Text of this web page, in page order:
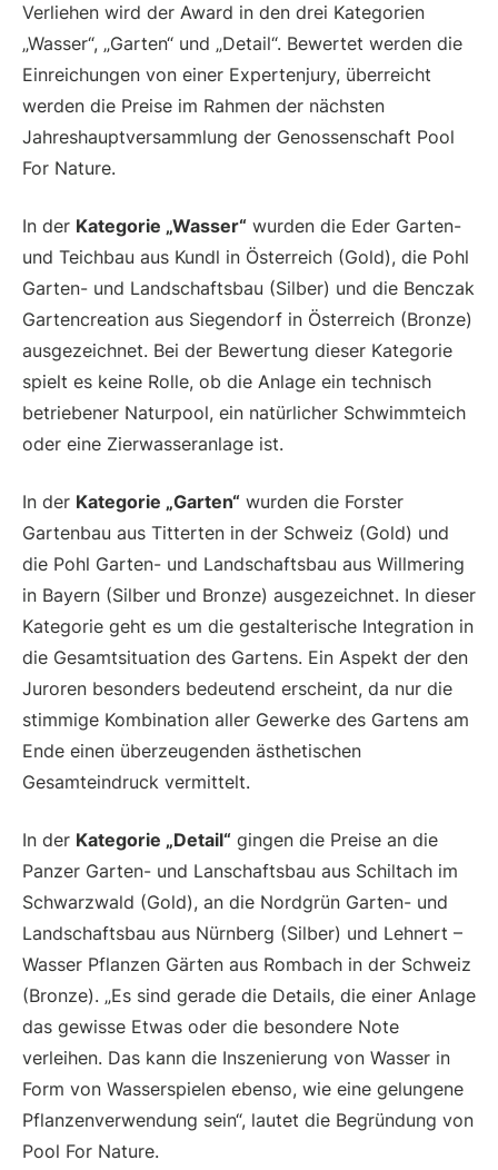
Verliehen wird der Award in den drei Kategorien
„Wasser“, „Garten“ und „Detail“. Bewertet werden die
Einreichungen von einer Expertenjury, überreicht
werden die Preise im Rahmen der nächsten
Jahreshauptversammlung der Genossenschaft Pool
For Nature.
In der Kategorie „Wasser“ wurden die Eder Garten-
und Teichbau aus Kundl in Österreich (Gold), die Pohl
Garten- und Landschaftsbau (Silber) und die Benczak
Gartencreation aus Siegendorf in Österreich (Bronze)
ausgezeichnet. Bei der Bewertung dieser Kategorie
spielt es keine Rolle, ob die Anlage ein technisch
betriebener Naturpool, ein natürlicher Schwimmteich
oder eine Zierwasseranlage ist.
In der Kategorie „Garten“ wurden die Forster
Gartenbau aus Titterten in der Schweiz (Gold) und
die Pohl Garten- und Landschaftsbau aus Willmering
in Bayern (Silber und Bronze) ausgezeichnet. In dieser
Kategorie geht es um die gestalterische Integration in
die Gesamtsituation des Gartens. Ein Aspekt der den
Juroren besonders bedeutend erscheint, da nur die
stimmige Kombination aller Gewerke des Gartens am
Ende einen überzeugenden ästhetischen
Gesamteindruck vermittelt.
In der Kategorie „Detail“ gingen die Preise an die
Panzer Garten- und Lanschaftsbau aus Schiltach im
Schwarzwald (Gold), an die Nordgrün Garten- und
Landschaftsbau aus Nürnberg (Silber) und Lehnert –
Wasser Pflanzen Gärten aus Rombach in der Schweiz
(Bronze). „Es sind gerade die Details, die einer Anlage
das gewisse Etwas oder die besondere Note
verleihen. Das kann die Inszenierung von Wasser in
Form von Wasserspielen ebenso, wie eine gelungene
Pflanzenverwendung sein“, lautet die Begründung von
Pool For Nature.